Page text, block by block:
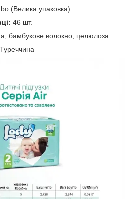
(Велика упаковка)
46 шт.
бамбукове волокно, целюлоза
Туреччина